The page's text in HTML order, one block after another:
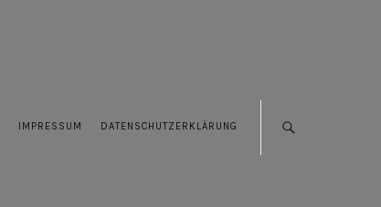
IMPRESSUM DATENSCHUTZERKLÄRUNG